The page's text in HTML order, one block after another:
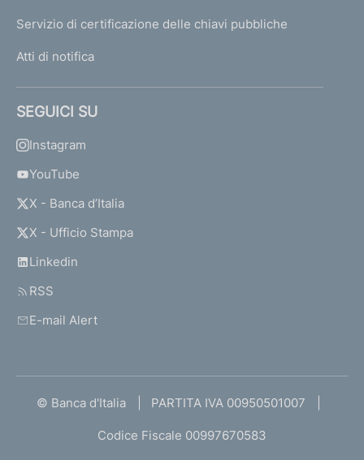
Servizio di certificazione delle chiavi pubbliche
Atti di notifica
SEGUICI SU
Instagram
YouTube
X - Banca d’Italia
X - Ufficio Stampa
Linkedin
RSS
E-mail Alert
© Banca d'Italia PARTITA IVA 00950501007
Codice Fiscale 00997670583